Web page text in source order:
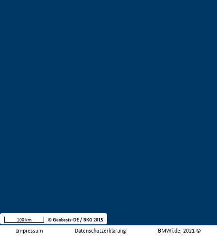
Impressum Datenschutzerklärung BMWi.de, 2021 ©
100 km © Geobasis-DE / BKG 2015